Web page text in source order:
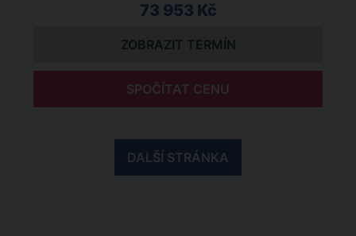
73 953 Kč
ZOBRAZIT TERMÍN
SPOČÍTAT CENU
DALŠÍ STRÁNKA